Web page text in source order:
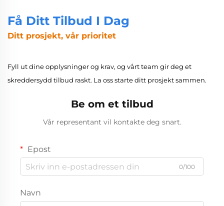
Få Ditt Tilbud I Dag
Ditt prosjekt, vår prioritet
Fyll ut dine opplysninger og krav, og vårt team gir deg et
skreddersydd tilbud raskt. La oss starte ditt prosjekt sammen.
Be om et tilbud
Vår representant vil kontakte deg snart.
Epost
0/100
Navn